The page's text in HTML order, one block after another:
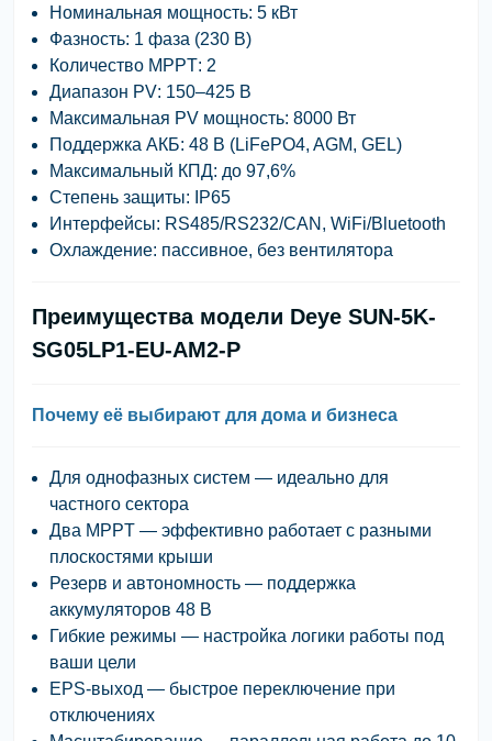
Номинальная мощность: 5 кВт
Фазность: 1 фаза (230 В)
Количество MPPT: 2
Диапазон PV: 150–425 В
Максимальная PV мощность: 8000 Вт
Поддержка АКБ: 48 В (LiFePO4, AGM, GEL)
Максимальный КПД: до 97,6%
Степень защиты: IP65
Интерфейсы: RS485/RS232/CAN, WiFi/Bluetooth
Охлаждение: пассивное, без вентилятора
Преимущества модели Deye SUN-5K-
SG05LP1-EU-AM2-P
Почему её выбирают для дома и бизнеса
Для однофазных систем — идеально для
частного сектора
Два MPPT — эффективно работает с разными
плоскостями крыши
Резерв и автономность — поддержка
аккумуляторов 48 В
Гибкие режимы — настройка логики работы под
ваши цели
EPS-выход — быстрое переключение при
отключениях